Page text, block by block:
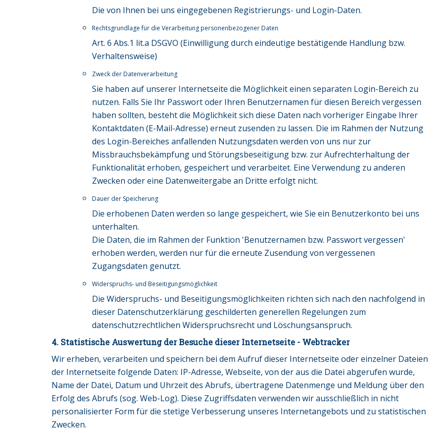
Die von Ihnen bei uns eingegebenen Registrierungs- und Login-Daten.
Rechtsgrundlage für die Verarbeitung personenbezogener Daten
Art. 6 Abs.1 lit.a DSGVO (Einwilligung durch eindeutige bestätigende Handlung bzw.
Verhaltensweise)
Zweck der Datenverarbeitung
Sie haben auf unserer Internetseite die Möglichkeit einen separaten Login-Bereich zu
nutzen. Falls Sie Ihr Passwort oder Ihren Benutzernamen für diesen Bereich vergessen
haben sollten, besteht die Möglichkeit sich diese Daten nach vorheriger Eingabe Ihrer
Kontaktdaten (E-Mail-Adresse) erneut zusenden zu lassen. Die im Rahmen der Nutzung
des Login-Bereiches anfallenden Nutzungsdaten werden von uns nur zur
Missbrauchsbekämpfung und Störungsbeseitigung bzw. zur Aufrechterhaltung der
Funktionalität erhoben, gespeichert und verarbeitet. Eine Verwendung zu anderen
Zwecken oder eine Datenweitergabe an Dritte erfolgt nicht.
Dauer der Speicherung
Die erhobenen Daten werden so lange gespeichert, wie Sie ein Benutzerkonto bei uns
unterhalten.
Die Daten, die im Rahmen der Funktion 'Benutzernamen bzw. Passwort vergessen'
erhoben werden, werden nur für die erneute Zusendung von vergessenen
Zugangsdaten genutzt.
Widerspruchs- und Beseitigungsmöglichkeit
Die Widerspruchs- und Beseitigungsmöglichkeiten richten sich nach den nachfolgend in
dieser Datenschutzerklärung geschilderten generellen Regelungen zum
datenschutzrechtlichen Widerspruchsrecht und Löschungsanspruch.
4. Statistische Auswertung der Besuche dieser Internetseite - Webtracker
Wir erheben, verarbeiten und speichern bei dem Aufruf dieser Internetseite oder einzelner Dateien
der Internetseite folgende Daten: IP-Adresse, Webseite, von der aus die Datei abgerufen wurde,
Name der Datei, Datum und Uhrzeit des Abrufs, übertragene Datenmenge und Meldung über den
Erfolg des Abrufs (sog. Web-Log). Diese Zugriffsdaten verwenden wir ausschließlich in nicht
personalisierter Form für die stetige Verbesserung unseres Internetangebots und zu statistischen
Zwecken.